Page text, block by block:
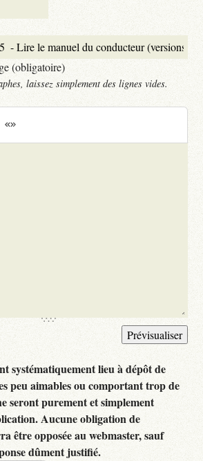
(obligatoire)
laissez simplement des lignes vides.
systématiquement lieu à dépôt de
peu aimables ou comportant trop de
seront purement et simplement
Aucune obligation de
être opposée au webmaster, sauf
dûment justifié.